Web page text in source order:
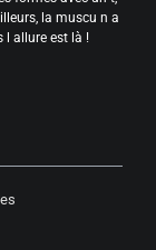
la muscu n a
l allure est là !